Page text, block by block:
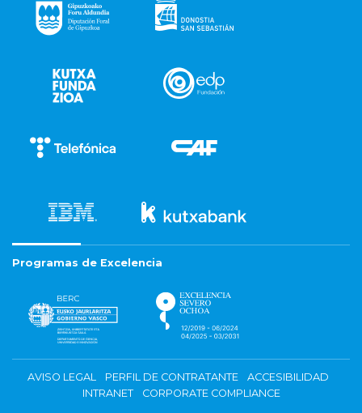
Programas de Excelencia
AVISO LEGAL PERFIL DE CONTRATANTE
ACCESIBILIDAD
INTRANET
CORPORATE COMPLIANCE